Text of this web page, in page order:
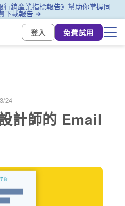
銷產業指標報告》幫助你掌握同
下載報告 ➜
登入
免費試用
24
計師的 Email